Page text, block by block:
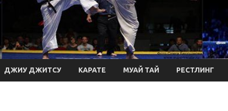
ДЖИУ ДЖИТСУ КАРАТЕ МУАЙ ТАЙ РЕСТЛИНГ